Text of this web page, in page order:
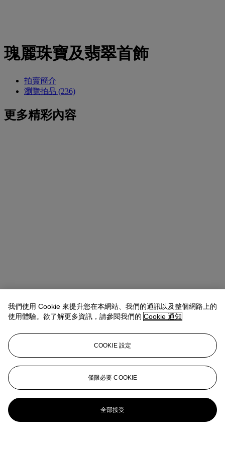
瑰麗珠寶及翡翠首飾
拍賣簡介
瀏覽拍品 (236)
更多精彩內容
我們使用 Cookie 來提升您在本網站、我們的通訊以及整個網路上的
使用體驗。欲了解更多資訊，請參閱我們的 Cookie 通知
COOKIE 設定
僅限必要 COOKIE
全部接受